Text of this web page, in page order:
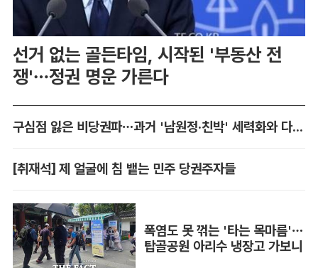
선거 없는 골든타임, 시작된 '부동산 전
쟁'…정권 명운 가른다
구심점 잃은 비당권파…과거 '남원정·친박' 세력화와 다른 점은
[취재석] 제 얼굴에 침 뱉는 민주 당권주자들
폭염도 못 꺾는 '타는 목마름'…
탑골공원 아리수 냉장고 가보니